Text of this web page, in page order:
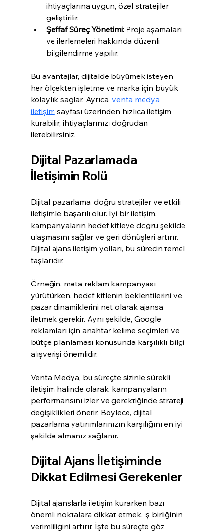
ihtiyaçlarına uygun, özel stratejiler
geliştirilir.
Şeffaf Süreç Yönetimi: Proje aşamaları
ve ilerlemeleri hakkında düzenli
bilgilendirme yapılır.
Bu avantajlar, dijitalde büyümek isteyen
her ölçekten işletme ve marka için büyük
kolaylık sağlar. Ayrıca, venta medya
iletişim sayfası üzerinden hızlıca iletişim
kurabilir, ihtiyaçlarınızı doğrudan
iletebilirsiniz.
Dijital Pazarlamada
İletişimin Rolü
Dijital pazarlama, doğru stratejiler ve etkili
iletişimle başarılı olur. İyi bir iletişim,
kampanyaların hedef kitleye doğru şekilde
ulaşmasını sağlar ve geri dönüşleri artırır.
Dijital ajans iletişim yolları, bu sürecin temel
taşlarıdır.
Örneğin, meta reklam kampanyası
yürütürken, hedef kitlenin beklentilerini ve
pazar dinamiklerini net olarak ajansa
iletmek gerekir. Aynı şekilde, Google
reklamları için anahtar kelime seçimleri ve
bütçe planlaması konusunda karşılıklı bilgi
alışverişi önemlidir.
Venta Medya, bu süreçte sizinle sürekli
iletişim halinde olarak, kampanyaların
performansını izler ve gerektiğinde strateji
değişiklikleri önerir. Böylece, dijital
pazarlama yatırımlarınızın karşılığını en iyi
şekilde almanız sağlanır.
Dijital Ajans İletişiminde
Dikkat Edilmesi Gerekenler
Dijital ajanslarla iletişim kurarken bazı
önemli noktalara dikkat etmek, iş birliğinin
verimliliğini artırır. İşte bu süreçte göz